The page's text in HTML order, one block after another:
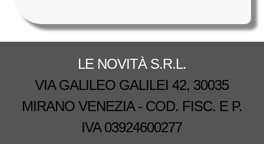
LE NOVITÀ S.R.L.
VIA GALILEO GALILEI 42, 30035
MIRANO VENEZIA - COD. FISC. E P.
IVA 03924600277